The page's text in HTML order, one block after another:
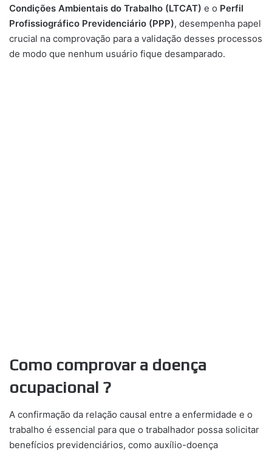
Condições Ambientais do Trabalho (LTCAT) e o Perfil
Profissiográfico Previdenciário (PPP), desempenha papel
crucial na comprovação para a validação desses processos
de modo que nenhum usuário fique desamparado.
Como comprovar a doença
ocupacional ?
A confirmação da relação causal entre a enfermidade e o
trabalho é essencial para que o trabalhador possa solicitar
benefícios previdenciários, como auxílio-doença